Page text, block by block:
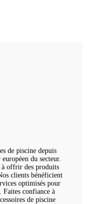
de piscine depuis
du secteur.
à offrir des produits
clients bénéficient
optimisés pour
Faites confiance à
de piscine